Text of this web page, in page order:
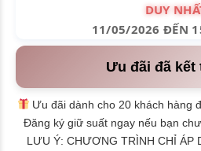
DUY
11/05/2026 ĐẾN
Ưu đãi đã kết
Ưu đãi dành cho 20 khách
Đăng ký giữ suất ngay nếu bạn
LƯU Ý: CHƯƠNG TRÌNH CHỈ ÁP